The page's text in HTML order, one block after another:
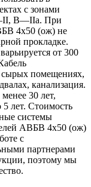
с зонами
В—IIа. При
4х50 (ож) не
прокладке.
от 300
сырых помещениях,
канализация.
30 лет,
лет. Стоимость
системы
АВБВ 4х50 (ож)
с
партнерами
поэтому мы